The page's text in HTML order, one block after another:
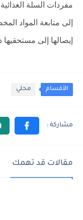
مفردات السلة
إلى متابعة المواد
إيصالها إلى مستحقيها
الأقسام محلي
مقالات قد تهمك